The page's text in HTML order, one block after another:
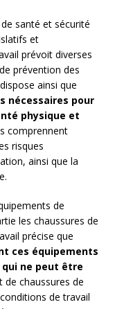
santé et sécurité
et
prévoit diverses
prévention des
ainsi que
nécessaires pour
physique et
comprennent
risques
ainsi que la
de
les chaussures de
précise que
ces équipements
ne peut être
de chaussures de
de travail